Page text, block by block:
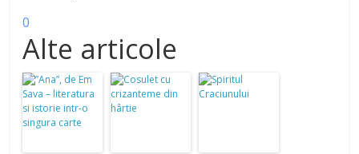
0
Alte articole